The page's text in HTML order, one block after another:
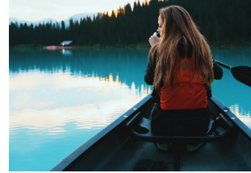
Erfahrungen
Preise
Gastfamilie
werden